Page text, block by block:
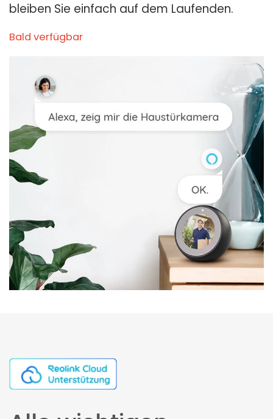
bleiben Sie einfach auf dem Laufenden.
Bald verfügbar